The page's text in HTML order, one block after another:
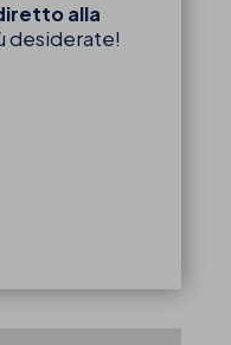
alla
desiderate!